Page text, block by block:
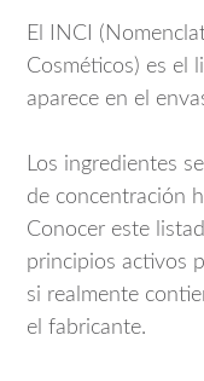
El INCI
Cosméticos) es el
aparece en el
Los ingredientes
de concentración
Conocer este
principios activos
si realmente
el fabricante.